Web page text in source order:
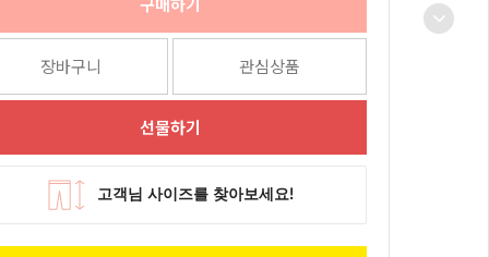
장바구니 관심상품
선물하기